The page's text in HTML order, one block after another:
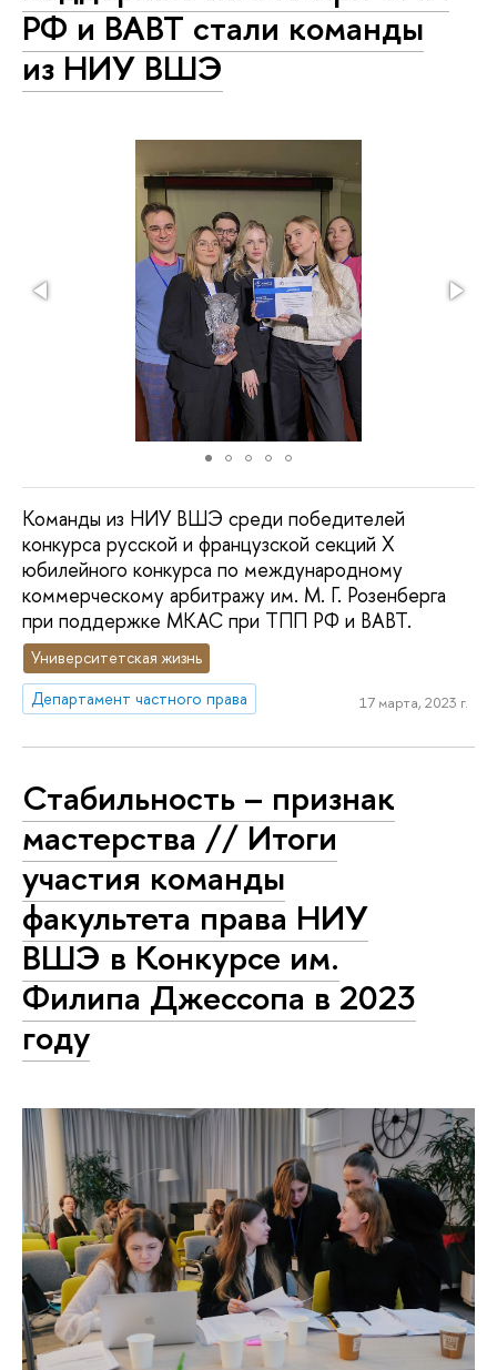
РФ и ВАВТ стали команды
из НИУ ВШЭ
Команды из НИУ ВШЭ среди победителей
конкурса русской и французской секций X
юбилейного конкурса по международному
коммерческому арбитражу им. М. Г. Розенберга
при поддержке МКАС при ТПП РФ и ВАВТ.
Университетская жизнь
Департамент частного права
17 марта, 2023 г.
Стабильность – признак
мастерства // Итоги
участия команды
факультета права НИУ
ВШЭ в Конкурсе им.
Филипа Джессопа в 2023
году